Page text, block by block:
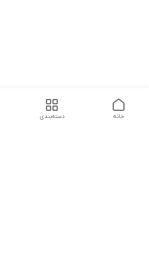
دسته‌بندی خانه